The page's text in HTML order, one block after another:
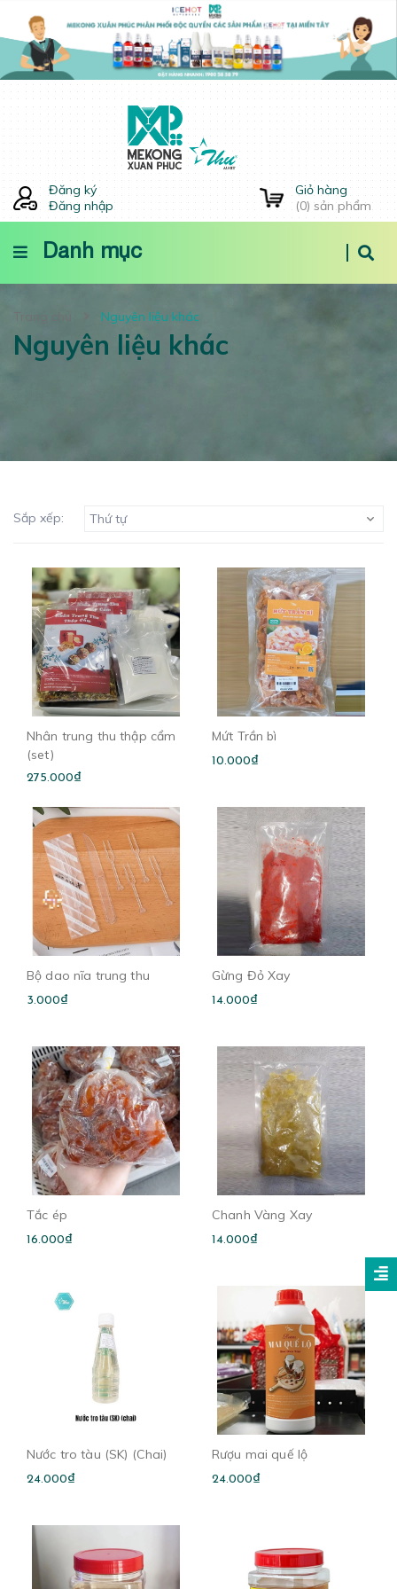
Đăng ký
Đăng nhập
Giỏ hàng
(0) sản phẩm
Danh mục
Nguyên liệu khác
Nguyên liệu khác
Sắp xếp: Thứ tự
Nhân trung thu thập cẩm
(set)
275.000₫
Mứt Trần bì
10.000₫
Bộ dao nĩa trung thu
3.000₫
Gừng Đỏ Xay
14.000₫
Tắc ép
16.000₫
Chanh Vàng Xay
14.000₫
Nước tro tàu (SK) (Chai)
24.000₫
Rượu mai quế lộ
24.000₫